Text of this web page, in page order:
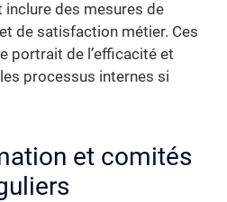
inclure des mesures de
de satisfaction métier. Ces
portrait de l’efficacité et
processus internes si
et comités